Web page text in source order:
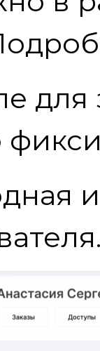
для